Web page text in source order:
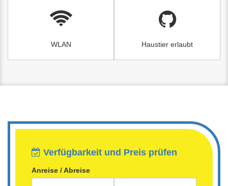
WLAN Haustier erlaubt
Verfügbarkeit und Preis prüfen
Anreise / Abreise